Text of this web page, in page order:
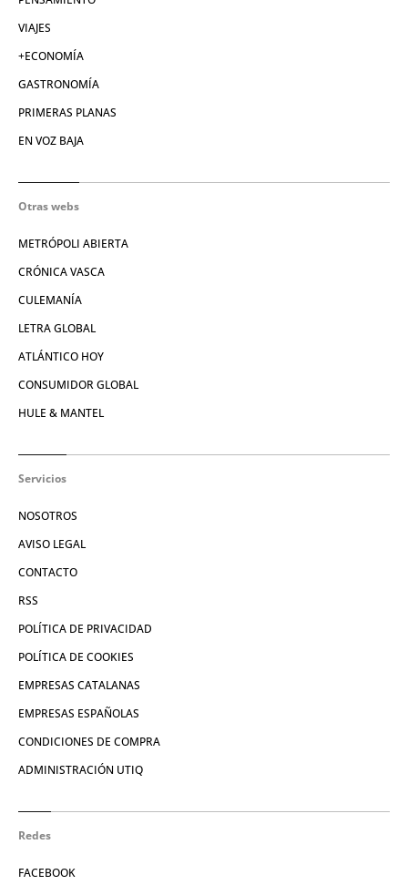
VIAJES
+ECONOMÍA
GASTRONOMÍA
PRIMERAS PLANAS
EN VOZ BAJA
Otras webs
METRÓPOLI ABIERTA
CRÓNICA VASCA
CULEMANÍA
LETRA GLOBAL
ATLÁNTICO HOY
CONSUMIDOR GLOBAL
HULE & MANTEL
Servicios
NOSOTROS
AVISO LEGAL
CONTACTO
RSS
POLÍTICA DE PRIVACIDAD
POLÍTICA DE COOKIES
EMPRESAS CATALANAS
EMPRESAS ESPAÑOLAS
CONDICIONES DE COMPRA
ADMINISTRACIÓN UTIQ
Redes
FACEBOOK